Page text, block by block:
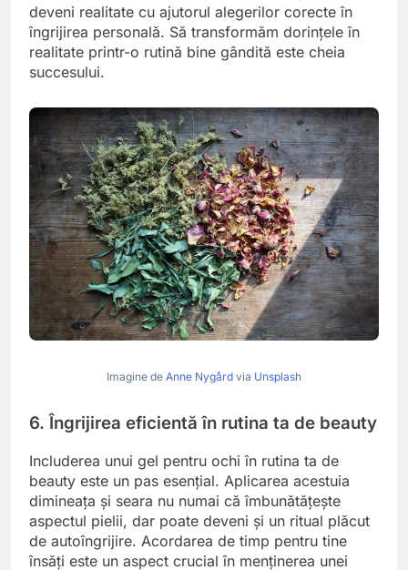
deveni realitate cu ajutorul alegerilor corecte în
îngrijirea personală. Să transformăm dorințele în
realitate printr-o rutină bine gândită este cheia
succesului.
Imagine de Anne Nygård via Unsplash
6. Îngrijirea eficientă în rutina ta de beauty
Includerea unui gel pentru ochi în rutina ta de
beauty este un pas esențial. Aplicarea acestuia
dimineața și seara nu numai că îmbunătățește
aspectul pielii, dar poate deveni și un ritual plăcut
de autoîngrijire. Acordarea de timp pentru tine
însăți este un aspect crucial în menținerea unei